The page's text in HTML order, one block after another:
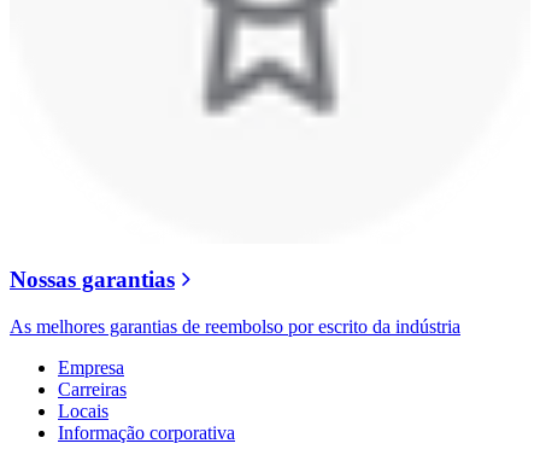
Nossas garantias
As melhores garantias de reembolso por escrito da indústria
Empresa
Carreiras
Locais
Informação corporativa